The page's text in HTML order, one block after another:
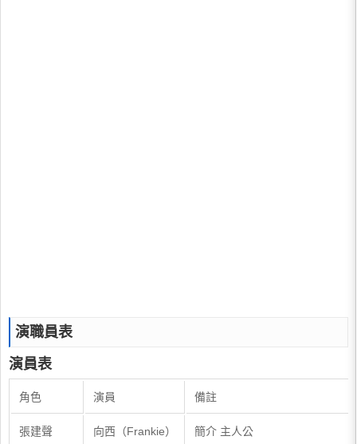
演職員表
演員表
角色 演員 備註
張建聲 向西（Frankie） 簡介 主人公